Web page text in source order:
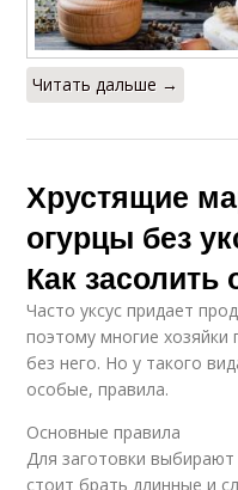
Читать дальше →
Хрустящие
огурцы без
Как засолить
Часто уксус придает
поэтому многие
без него. Но у такого
особые, правила.
Основные правила
Для заготовки
стоит брать длинные и